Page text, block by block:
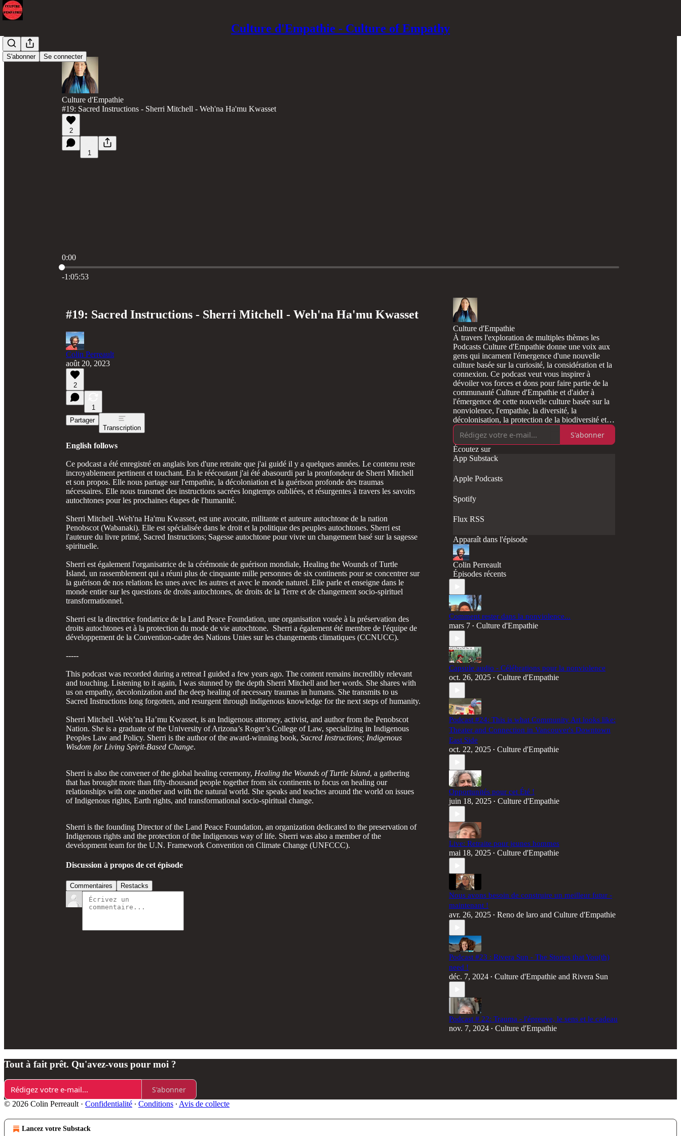
Culture d'Empathie - Culture of Empathy
S'abonner Se connecter
Culture d'Empathie
#19: Sacred Instructions - Sherri Mitchell - Weh'na Ha'mu Kwasset
2
1
0:00
Heure actuelle: 0:00 / Temps total: -1:05:53
-1:05:53
#19: Sacred Instructions - Sherri Mitchell - Weh'na Ha'mu Kwasset
Colin Perreault
août 20, 2023
2
1
Partager
Transcription
English follows
Ce podcast a été enregistré en anglais lors d'une retraite que j'ai guidé il y a quelques années. Le contenu reste
incroyablement pertinent et touchant. En le réécoutant j'ai été abasourdi par la pronfondeur de Sherri Mitchell
et son propos. Elle nous partage sur l'empathie, la décoloniation et la guérison profonde des traumas
nécessaires. Elle nous transmet des instructions sacrées longtemps oubliées, et résurgentes à travers les savoirs
autochtones pour les prochaines étapes de l'humanité.
Sherri Mitchell -Weh'na Ha'mu Kwasset, est une avocate, militante et auteure autochtone de la nation
Penobscot (Wabanaki). Elle est spécialisée dans le droit et la politique des peuples autochtones. Sherri est
l'auteure du livre primé, Sacred Instructions; Sagesse autochtone pour vivre un changement basé sur la sagesse
spirituelle.
Sherri est également l'organisatrice de la cérémonie de guérison mondiale, Healing the Wounds of Turtle
Island, un rassemblement qui a réuni plus de cinquante mille personnes de six continents pour se concentrer sur
la guérison de nos relations les unes avec les autres et avec le monde naturel. Elle parle et enseigne dans le
monde entier sur les questions de droits autochtones, de droits de la Terre et de changement socio-spirituel
transformationnel.
Sherri est la directrice fondatrice de la Land Peace Foundation, une organisation vouée à la préservation des
droits autochtones et à la protection du mode de vie autochtone. Sherri a également été membre de l'équipe de
développement de la Convention-cadre des Nations Unies sur les changements climatiques (CCNUCC).
-----
This podcast was recorded during a retreat I guided a few years ago. The content remains incredibly relevant
and touching. Listening to it again, I was stunned by the depth Sherri Mitchell and her words. She shares with
us on empathy, decolonization and the deep healing of necessary traumas in humans. She transmits to us
Sacred Instructions long forgotten, and resurgent through indigenous knowledge for the next steps of humanity.
Sherri Mitchell -Weh’na Ha’mu Kwasset, is an Indigenous attorney, activist, and author from the Penobscot
Nation. She is a graduate of the University of Arizona’s Roger’s College of Law, specializing in Indigenous
Peoples Law and Policy. Sherri is the author of the award-winning book, Sacred Instructions; Indigenous
Wisdom for Living Spirit-Based Change.
Sherri is also the convener of the global healing ceremony, Healing the Wounds of Turtle Island, a gathering
that has brought more than fifty-thousand people together from six continents to focus on healing our
relationships with one another and with the natural world. She speaks and teaches around the world on issues
of Indigenous rights, Earth rights, and transformational socio-spiritual change.
Sherri is the founding Director of the Land Peace Foundation, an organization dedicated to the preservation of
Indigenous rights and the protection of the Indigenous way of life. Sherri was also a member of the
development team for the U.N. Framework Convention on Climate Change (UNFCCC).
Discussion à propos de cet épisode
Commentaires Restacks
Culture d'Empathie
À travers l'exploration de multiples thèmes les
Podcasts Culture d'Empathie donne une voix aux
gens qui incarnent l'émergence d'une nouvelle
culture basée sur la curiosité, la considération et la
connexion. Ce podcast veut vous inspirer à
dévoiler vos forces et dons pour faire partie de la
communauté Culture d'Empathie et d'aider à
l'émergence de cette nouvelle culture basée sur la
nonviolence, l'empathie, la diversité, la
décolonisation, la protection de la biodiversité et
bien plus. Merci d eme supporter mensuellement
par Substack.
S'abonner
Écoutez sur
App Substack
Apple Podcasts
Spotify
Flux RSS
Apparaît dans l'épisode
Colin Perreault
Épisodes récents
Comment rester dans la nonviolence...
mars 7 • Culture d'Empathie
Capsule audio - Célébrations pour la nonviolence
oct. 26, 2025 • Culture d'Empathie
Podcast #24: This is what Community Art looks like:
Theater and Connection in Vancouver's Downtown
East Side
oct. 22, 2025 • Culture d'Empathie
Opportunités pour cet Été !
juin 18, 2025 • Culture d'Empathie
Live: Retraite pour jeunes hommes
mai 18, 2025 • Culture d'Empathie
Nous avons besoin de construire un meilleur futur -
maintenant !
avr. 26, 2025 • Reno de laro and Culture d'Empathie
Podcast #23 : Rivera Sun - The Stories that You(th)
need !
déc. 7, 2024 • Culture d'Empathie and Rivera Sun
Podcast # 22: Trauma - l'épreuve, le sens et le cadeau
nov. 7, 2024 • Culture d'Empathie
Tout à fait prêt. Qu'avez-vous pour moi ?
S'abonner
© 2026 Colin Perreault· Confidentialité ∙ Conditions ∙ Avis de collecte
Lancez votre Substack